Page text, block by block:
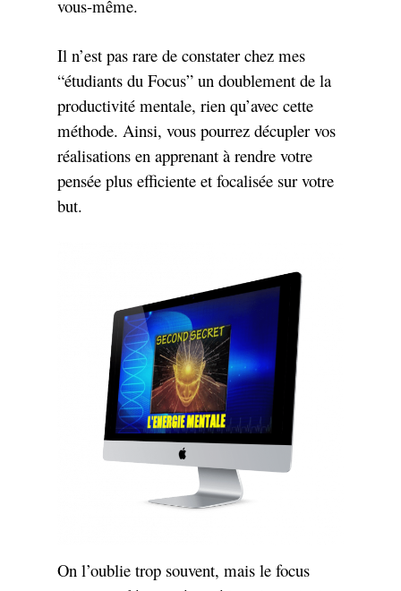
vous-même.
Il n’est pas rare de constater chez mes
“étudiants du Focus” un doublement de la
productivité mentale, rien qu’avec cette
méthode. Ainsi, vous pourrez décupler vos
réalisations en apprenant à rendre votre
pensée plus efficiente et focalisée sur votre
but.
On l’oublie trop souvent, mais le focus